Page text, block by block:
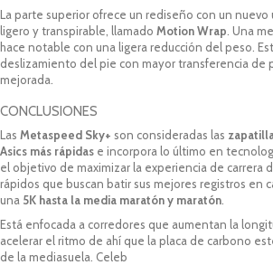
La parte superior ofrece un rediseño con un nuevo
ligero y transpirable, llamado Motion Wrap . Una
hace notable con una ligera reducción del peso.
deslizamiento del pie con mayor transferencia de
mejorada.
CONCLUSIONES
Las Metaspeed Sky+ son consideradas las
Asics más rápidas e incorpora lo último en
el objetivo de maximizar la experiencia de carrera
rápidos que buscan batir sus mejores registros en
una 5K hasta la media maratón y maratón
Está enfocada a corredores que aumentan la
acelerar el ritmo de ahí que la placa de carbono
de la mediasuela. Celeb